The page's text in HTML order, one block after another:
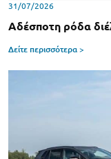
31/07/2026
Αδέσποτη ρόδα
Δείτε περισσότερα >